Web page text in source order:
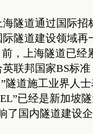
道通过国际招
隧道建设领域再
，上海隧道已经
联邦国家BS标
隧道施工业界人
已经是新加坡
了国内隧道建设